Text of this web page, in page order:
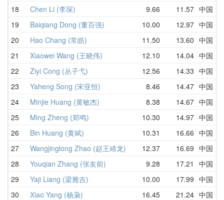
18 Chen Li (李琛) 9.66 11.57 中国
19 Baiqiang Dong (董百强) 10.00 12.97 中国
20 Hao Chang (常皓) 11.50 13.60 中国
21 Xiaowei Wang (王晓伟) 12.10 14.04 中国
22 Ziyi Cong (丛子弋) 12.56 14.33 中国
23 Yaheng Song (宋亚恒) 8.46 14.47 中国
24 Minjie Huang (黄敏杰) 8.38 14.67 中国
25 Ming Zheng (郑鸣) 10.30 14.97 中国
26 Bin Huang (黄斌) 10.31 16.66 中国
27 Wangjinglong Zhao (赵王靖龙) 12.37 16.69 中国
28 Youqian Zhang (张友前) 9.28 17.21 中国
29 Yaji Liang (梁雅吉) 10.00 17.99 中国
30 Xiao Yang (杨枭) 16.45 21.24 中国